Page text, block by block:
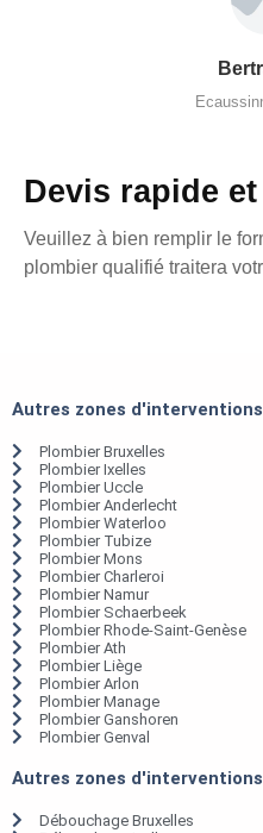
Devis rapide
Veuillez à bien remplir le
plombier qualifié traitera
Autres zones
Plombier Bruxelles
Plombier Ixelles
Plombier Uccle
Plombier Anderlecht
Plombier Waterloo
Plombier Tubize
Plombier Mons
Plombier Charleroi
Plombier Namur
Plombier Schaerbeek
Plombier Rhode-Saint-Genèse
Plombier Ath
Plombier Liège
Plombier Arlon
Plombier Manage
Plombier Ganshoren
Plombier Genval
Autres zones
Débouchage Bruxelles